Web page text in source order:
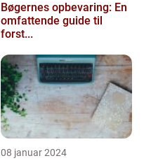
Bøgernes opbevaring: En
omfattende guide til
forst...
08 januar 2024